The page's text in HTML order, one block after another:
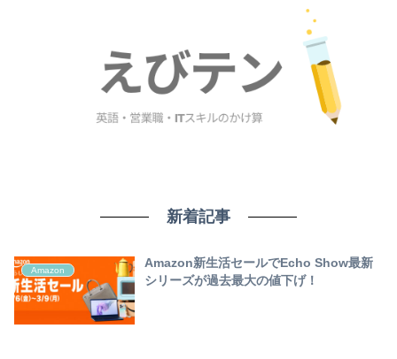
新着記事
Amazon
Amazon新生活セールでEcho Show最新
シリーズが過去最大の値下げ！